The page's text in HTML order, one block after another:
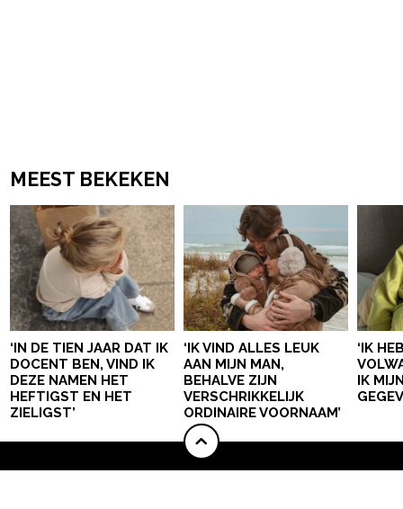
MEEST BEKEKEN
‘IN DE TIEN JAAR DAT IK
DOCENT BEN, VIND IK
DEZE NAMEN HET
HEFTIGST EN HET
ZIELIGST’
‘IK VIND ALLES LEUK
AAN MIJN MAN,
BEHALVE ZIJN
VERSCHRIKKELIJK
ORDINAIRE VOORNAAM’
‘IK
IK